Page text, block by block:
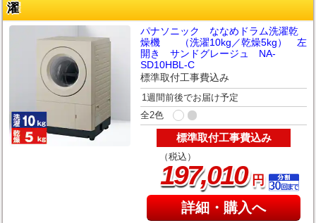
濯
パナソニック ななめドラム洗濯乾
燥機 （洗濯10kg／乾燥5kg） 左
開き サンドグレージュ NA-
SD10HBL-C
標準取付工事費込み
1週間前後でお届け予定
全2色
標準取付工事費込み
（税込）
197,010円
詳細・購入へ